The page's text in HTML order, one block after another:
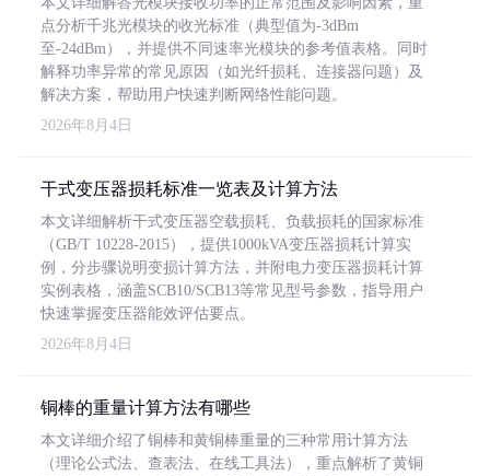
点分析千兆光模块的收光标准（典型值为-3dBm
至-24dBm），并提供不同速率光模块的参考值表格。同时
解释功率异常的常见原因（如光纤损耗、连接器问题）及
解决方案，帮助用户快速判断网络性能问题。
2026年8月4日
干式变压器损耗标准一览表及计算方法
本文详细解析干式变压器空载损耗、负载损耗的国家标准
（GB/T 10228-2015），提供1000kVA变压器损耗计算实
例，分步骤说明变损计算方法，并附电力变压器损耗计算
实例表格，涵盖SCB10/SCB13等常见型号参数，指导用户
快速掌握变压器能效评估要点。
2026年8月4日
铜棒的重量计算方法有哪些
本文详细介绍了铜棒和黄铜棒重量的三种常用计算方法
（理论公式法、查表法、在线工具法），重点解析了黄铜